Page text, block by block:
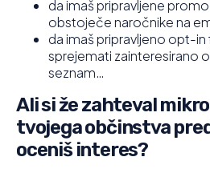
da imaš pripravljene
obstoječe naročnike na
da imaš pripravljeno opt-
sprejemati zainteresirano
seznam…
Ali si že zahteval
tvojega občinstva
oceniš interes?